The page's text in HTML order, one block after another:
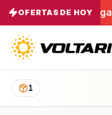
OFERTAS DE HOY
30A −5% Cargador
1
Tu
Vacío